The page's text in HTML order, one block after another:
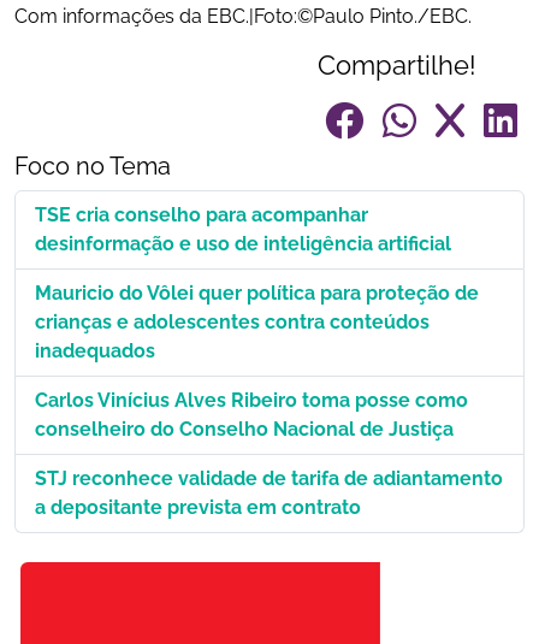
Com informações da EBC.|Foto:©Paulo Pinto./EBC.
Compartilhe!
Foco no Tema
TSE cria conselho para acompanhar
desinformação e uso de inteligência artificial
Mauricio do Vôlei quer política para proteção de
crianças e adolescentes contra conteúdos
inadequados
Carlos Vinícius Alves Ribeiro toma posse como
conselheiro do Conselho Nacional de Justiça
STJ reconhece validade de tarifa de adiantamento
a depositante prevista em contrato